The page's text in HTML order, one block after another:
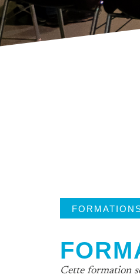
Cette formation